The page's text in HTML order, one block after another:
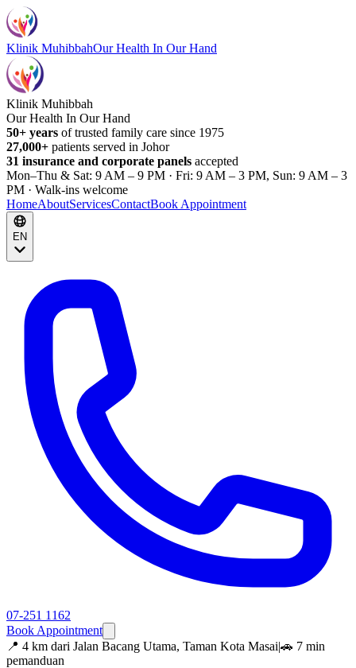
Klinik MuhibbahOur Health In Our Hand
Klinik Muhibbah
Our Health In Our Hand
50+ years of trusted family care since 1975
27,000+ patients served in Johor
31 insurance and corporate panels accepted
Mon–Thu & Sat: 9 AM – 9 PM · Fri: 9 AM – 3 PM, Sun: 9 AM – 3
PM · Walk-ins welcome
HomeAboutServicesContactBook Appointment
EN
07-251 1162
Book Appointment
📍 4 km dari Jalan Bacang Utama, Taman Kota Masai|🚗 7 min
pemanduan